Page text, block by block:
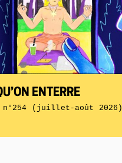
ENTERRE
(juillet-août 2026)